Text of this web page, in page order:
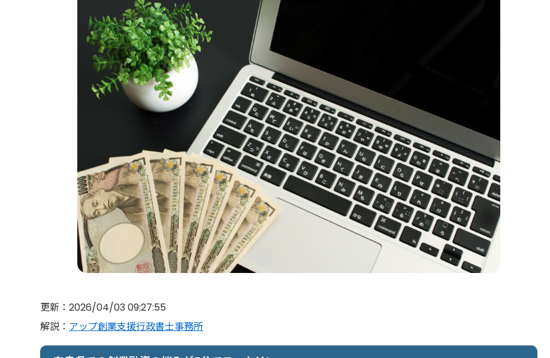
更新：2026/04/03 09:27:55
解説： アップ創業支援行政書士事務所